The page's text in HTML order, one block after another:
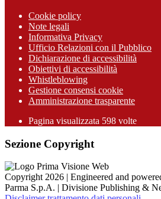
Cookie policy
Note legali
Informativa Privacy
Ufficio Relazioni con il Pubblico
Dichiarazione di accessibilità
Obiettivi di accessibilità
Whistleblowing
Gestione consensi cookie
Amministrazione trasparente
Pagina visualizzata 598 volte
Sezione Copyright
Copyright 2026 | Engineered and
Parma S.p.A. | Divisione Publishing &